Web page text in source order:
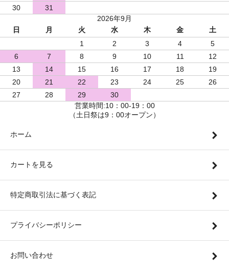
30
31
2026年9月
日
月 火 水 木 金
土
1
2 3 4
5
6
7 8 9 10 11
12
13
14 15 16 17 18
19
20
21 22 23 24 25
26
27
28 29
30
営業時間:10：00-19：00
（土日祭は9：00オープン）
ホーム
カートを見る
特定商取引法に基づく表記
プライバシーポリシー
お問い合わせ